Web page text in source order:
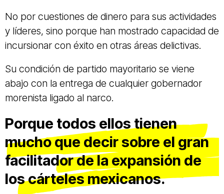
No por cuestiones de dinero para sus actividades
y líderes, sino porque han mostrado capacidad de
incursionar con éxito en otras áreas delictivas.
Su condición de partido mayoritario se viene
abajo con la entrega de cualquier gobernador
morenista ligado al narco.
Porque todos ellos tienen
mucho que decir sobre el gran
facilitador de la expansión de
los cárteles mexicanos.